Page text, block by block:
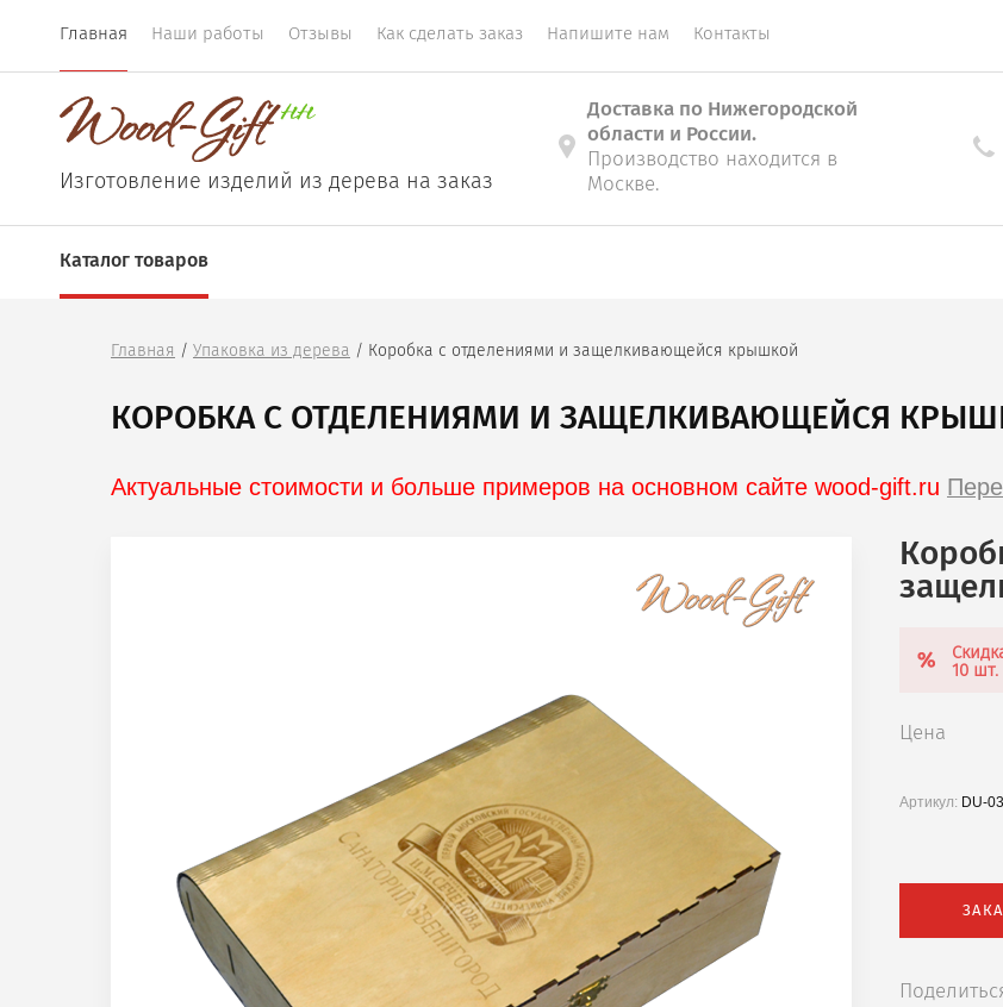
Главная Наши работы Отзывы Как сделать заказ Напишите нам Контакты
Изготовление изделий из дерева на заказ
Доставка по Нижегородской
области и России.
Производство находится в
Москве.
Каталог товаров
Главная / Упаковка из дерева / Коробка с отделениями и защелкивающейся крышкой
КОРОБКА С ОТДЕЛЕНИЯМИ И ЗАЩЕЛКИВАЮЩЕЙСЯ
Актуальные стоимости и больше примеров на основном сайте wood-gift.ru
10 шт.
Цена
Артикул: DU-